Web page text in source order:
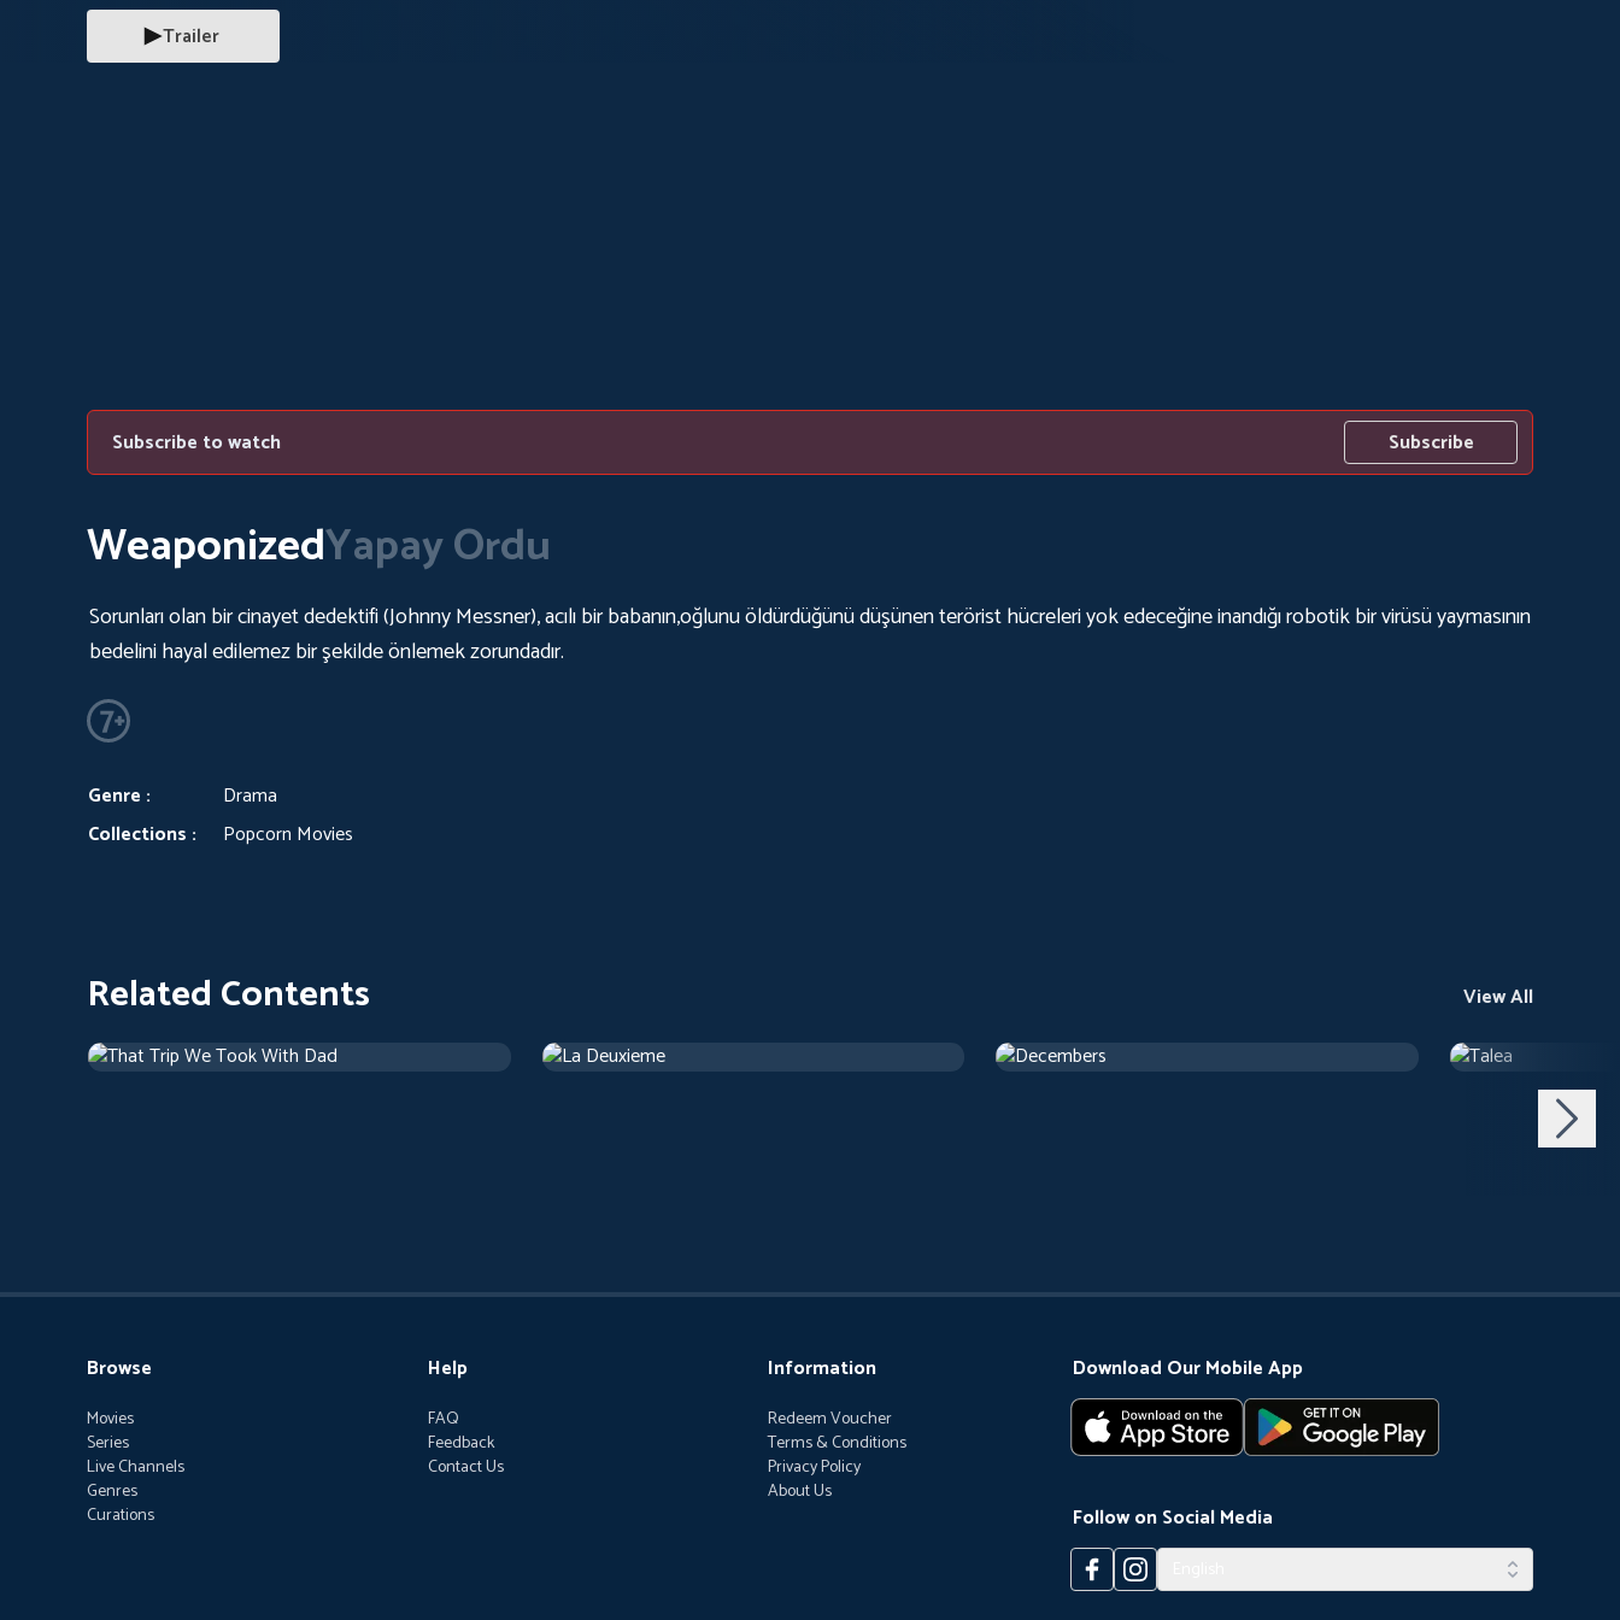
Trailer
Subscribe to watch Subscribe
WeaponizedYapay Ordu
Sorunları olan bir cinayet dedektifi (Johnny Messner), acılı bir babanın,oğlunu öldürdüğünü düşünen terörist hücreleri yok edeceğine inandığı robotik bir virüsü yaymasının
bedelini hayal edilemez bir şekilde önlemek zorundadır.
Genre :
Drama
Collections :
Popcorn Movies
Related Contents
View All
Drama 1 h 46 m Drama1 h 13 m Drama1 h 24 m Drama
Browse
Movies
Series
Live Channels
Genres
Curations
Help
FAQ
Feedback
Contact Us
Information
Redeem Voucher
Terms & Conditions
Privacy Policy
About Us
Download Our Mobile App
Follow on Social Media